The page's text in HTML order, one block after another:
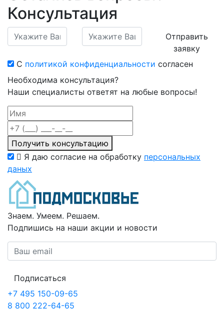
Консультация
Отправить
заявку
С политикой конфиденциальности согласен
Необходима консультация?
Наши специалисты ответят на любые вопросы!
Получить консультацию
Я даю согласие на обработку персональных
даных
Знаем. Умеем. Решаем.
Подпишись на наши акции и новости
Подписаться
+7 495 150-09-65
8 800 222-64-65